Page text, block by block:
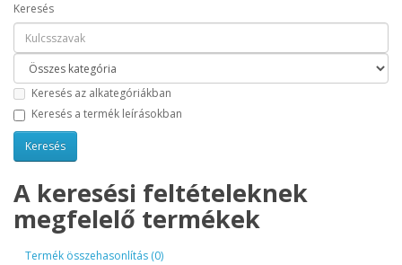
Keresés
Keresés az alkategóriákban
Keresés a termék leírásokban
A keresési feltételeknek
megfelelő termékek
Termék összehasonlítás (0)